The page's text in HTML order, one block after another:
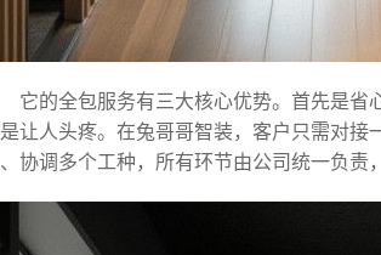
它的全包服务有三大核心优势。首先是省
让人头疼。在兔哥哥智装，客户只需对
协调多个工种，所有环节由公司统一负责